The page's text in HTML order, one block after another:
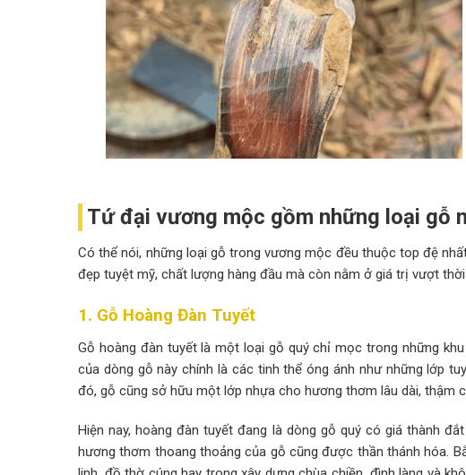
Tứ đại vương mộc gồm những loại gỗ
Có thể nói, những loại gỗ trong vương mộc đều thuộc top đệ
đẹp tuyệt mỹ, chất lượng hàng đầu mà còn nằm ở giá trị vượt
1. Gỗ Hoàng Đàn Tuyết
Gỗ hoàng đàn tuyết là một loại gỗ quý chỉ mọc trong những
của dòng gỗ này chính là các tinh thể óng ánh như những lớp
đó, gỗ cũng sở hữu một lớp nhựa cho hương thơm lâu dài, thậm
Hiện nay, hoàng đàn tuyết đang là dòng gỗ quý có giá thành
hương thơm thoang thoảng của gỗ cũng được thần thánh hóa.